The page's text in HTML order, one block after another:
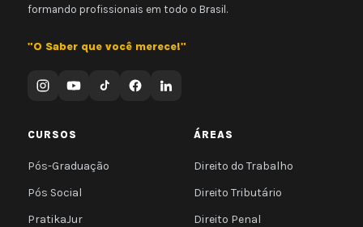
formando profissionais em todo o Brasil.
"O Saber que você merece!"
CURSOS
Pós-Graduação
Pós Social
PratikaJur
ÁREAS
Direito do Trabalho
Direito Tributário
Direito Penal